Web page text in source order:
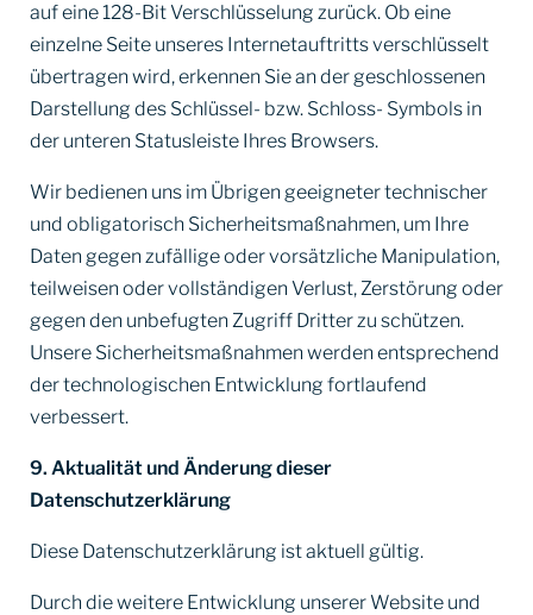
auf eine 128-Bit Verschlüsselung zurück. Ob eine
einzelne Seite unseres Internetauftritts verschlüsselt
übertragen wird, erkennen Sie an der geschlossenen
Darstellung des Schlüssel- bzw. Schloss- Symbols in
der unteren Statusleiste Ihres Browsers.
Wir bedienen uns im Übrigen geeigneter technischer
und obligatorisch Sicherheitsmaßnahmen, um Ihre
Daten gegen zufällige oder vorsätzliche Manipulation,
teilweisen oder vollständigen Verlust, Zerstörung oder
gegen den unbefugten Zugriff Dritter zu schützen.
Unsere Sicherheitsmaßnahmen werden entsprechend
der technologischen Entwicklung fortlaufend
verbessert.
9. Aktualität und Änderung dieser
Datenschutzerklärung
Diese Datenschutzerklärung ist aktuell gültig.
Durch die weitere Entwicklung unserer Website und